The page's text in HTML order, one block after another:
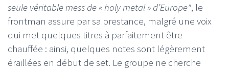
seule véritable mess de « holy metal » d’Europe", le
frontman assure par sa prestance, malgré une voix
qui met quelques titres à parfaitement être
chauffée : ainsi, quelques notes sont légèrement
éraillées en début de set. Le groupe ne cherche